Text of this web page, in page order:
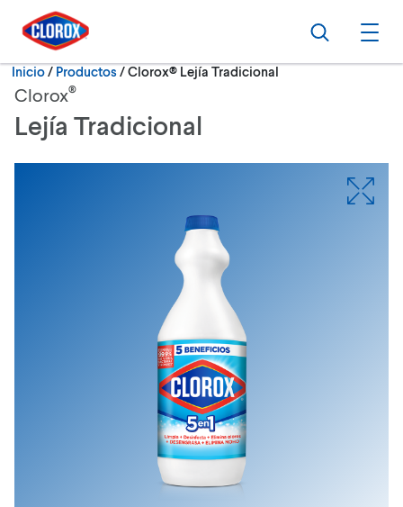
Ir al Menú principal
Ir a Contenido
Ir al Pie de página
Buscar
Inicio/ Productos Actualmente:
Clorox® Lejía Tradicional
Clorox®
Lejía Tradicional